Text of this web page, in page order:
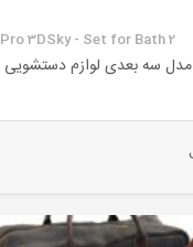
Pro 3DSky - Set for Bath 2
مدل سه بعدی لوازم دستشویی 31